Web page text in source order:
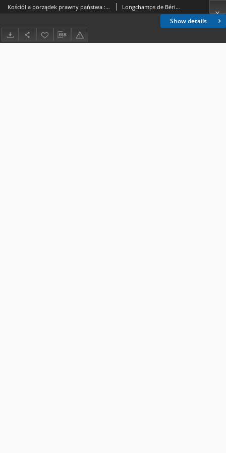
Show details
Kościół a porządek prawny państwa : katolickie nauczanie społeczne w debacie publicznej Longchamps de Bérier, Franciszek (1969- )